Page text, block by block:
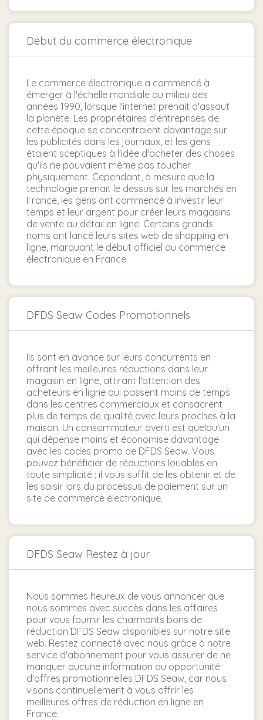
Début du commerce électronique
Le commerce électronique a commencé à
émerger à l'échelle mondiale au milieu des
années 1990, lorsque l'internet prenait d'assaut
la planète. Les propriétaires d'entreprises de
cette époque se concentraient davantage sur
les publicités dans les journaux, et les gens
étaient sceptiques à l'idée d'acheter des choses
qu'ils ne pouvaient même pas toucher
physiquement. Cependant, à mesure que la
technologie prenait le dessus sur les marchés en
France, les gens ont commencé à investir leur
temps et leur argent pour créer leurs magasins
de vente au détail en ligne. Certains grands
noms ont lancé leurs sites web de shopping en
ligne, marquant le début officiel du commerce
électronique en France.
DFDS Seaw Codes Promotionnels
Ils sont en avance sur leurs concurrents en
offrant les meilleures réductions dans leur
magasin en ligne, attirant l'attention des
acheteurs en ligne qui passent moins de temps
dans les centres commerciaux et consacrent
plus de temps de qualité avec leurs proches à la
maison. Un consommateur averti est quelqu'un
qui dépense moins et économise davantage
avec les codes promo de DFDS Seaw. Vous
pouvez bénéficier de réductions louables en
toute simplicité ; il vous suffit de les obtenir et de
les saisir lors du processus de paiement sur un
site de commerce électronique.
DFDS Seaw Restez à jour
Nous sommes heureux de vous annoncer que
nous sommes avec succès dans les affaires
pour vous fournir les charmants bons de
réduction DFDS Seaw disponibles sur notre site
web. Restez connecté avec nous grâce à notre
service d'abonnement pour vous assurer de ne
manquer aucune information ou opportunité
d'offres promotionnelles DFDS Seaw, car nous
visons continuellement à vous offrir les
meilleures offres de réduction en ligne en
France.